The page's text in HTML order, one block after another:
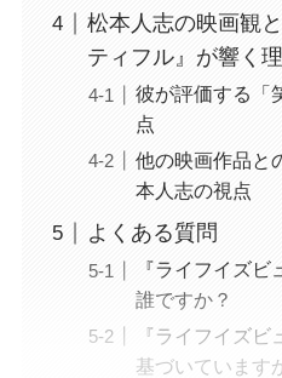
松本人志の映画観
ティフル』が響く
彼が評価する「
点
他の映画作品と
本人志の視点
よくある質問
『ライフイズ
誰ですか？
『ライフイズ
基づいています